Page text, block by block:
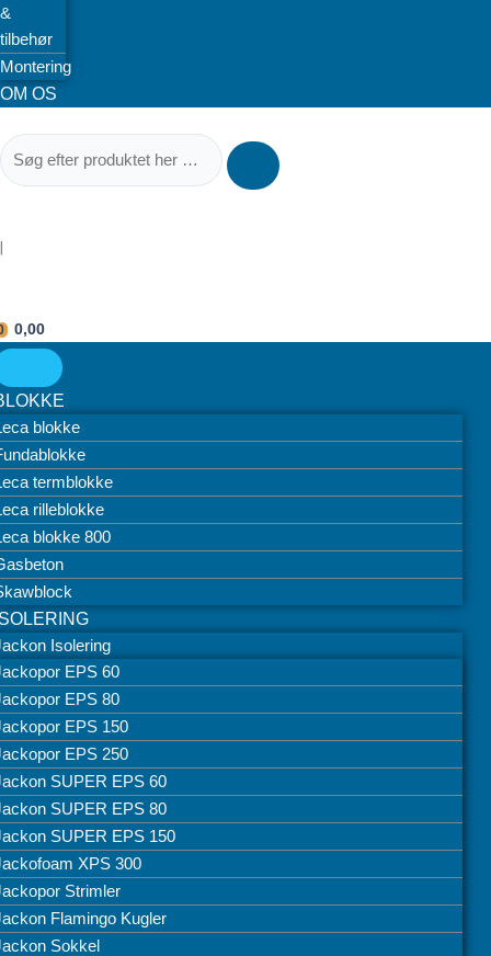
&
tilbehør
Montering
OM OS
|
0,00
blokke
termblokke
rilleblokke
blokke 800
Isolering
EPS 60
EPS 80
EPS 150
EPS 250
SUPER EPS 60
SUPER EPS 80
SUPER EPS 150
XPS 300
Strimler
Flamingo Kugler
Sokkel